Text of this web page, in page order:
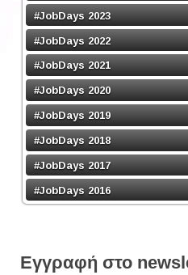
#JobDays 2023
#JobDays 2022
#JobDays 2021
#JobDays 2020
#JobDays 2019
#JobDays 2018
#JobDays 2017
#JobDays 2016
Εγγραφή στο